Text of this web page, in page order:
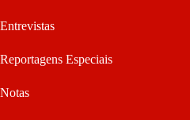
Entrevistas
Reportagens Especiais
Notas